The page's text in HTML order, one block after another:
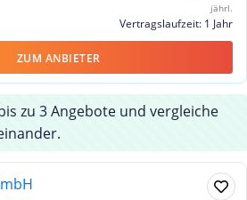
jährl.
Vertragslaufzeit: 1 Jahr
ZUM ANBIETER
zu 3 Angebote und vergleiche